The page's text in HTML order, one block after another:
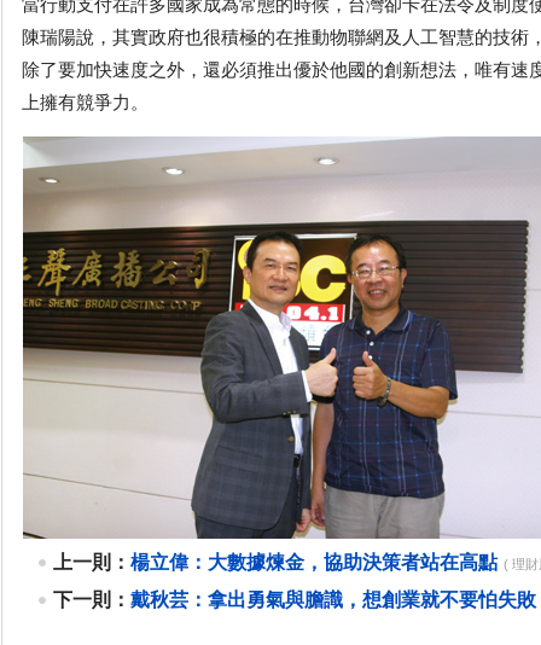
當行動支付在許多國家成為常態的時候，台灣卻卡在法令及制度
陳瑞陽說，其實政府也很積極的在推動物聯網及人工智慧的技術
除了要加快速度之外，還必須推出優於他國的創新想法，唯有速
上擁有競爭力。
上一則：楊立偉：大數據煉金，協助決策者站在高點 ( 理
下一則：戴秋芸：拿出勇氣與膽識，想創業就不要怕失敗